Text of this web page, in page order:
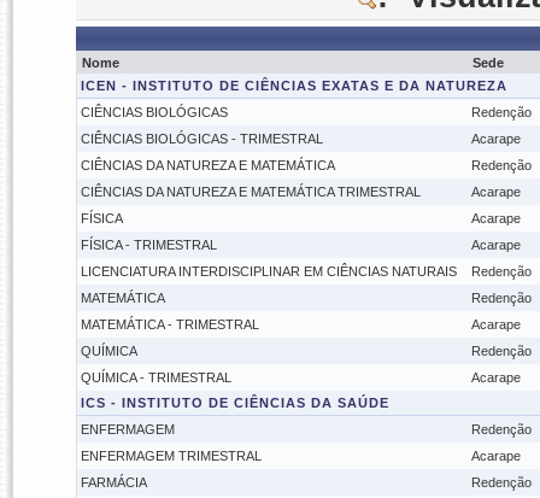
Nome
Sede
ICEN - INSTITUTO DE CIÊNCIAS EXATAS E DA NATUREZA
CIÊNCIAS BIOLÓGICAS
Redenção
CIÊNCIAS BIOLÓGICAS - TRIMESTRAL
Acarape
CIÊNCIAS DA NATUREZA E MATEMÁTICA
Redenção
CIÊNCIAS DA NATUREZA E MATEMÁTICA TRIMESTRAL
Acarape
FÍSICA
Acarape
FÍSICA - TRIMESTRAL
Acarape
LICENCIATURA INTERDISCIPLINAR EM CIÊNCIAS NATURAIS
Redenção
MATEMÁTICA
Redenção
MATEMÁTICA - TRIMESTRAL
Acarape
QUÍMICA
Redenção
QUÍMICA - TRIMESTRAL
Acarape
ICS - INSTITUTO DE CIÊNCIAS DA SAÚDE
ENFERMAGEM
Redenção
ENFERMAGEM TRIMESTRAL
Acarape
FARMÁCIA
Redenção